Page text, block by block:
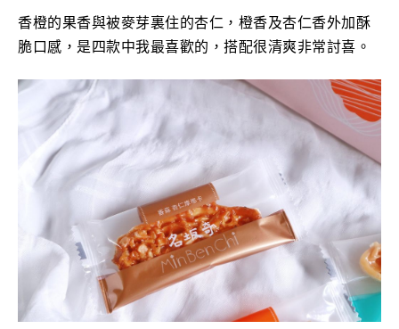
香橙的果香與被麥芽裏住的杏仁，橙香及杏仁香外加酥
脆口感，是四款中我最喜歡的，搭配很清爽非常討喜。